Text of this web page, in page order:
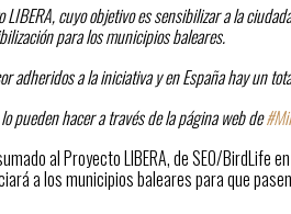
cuyo objetivo es sensibilizar a la
para los municipios baleares.
adheridos a la iniciativa y en España hay un
pueden hacer a través de la página web de
al Proyecto LIBERA, de SEO/BirdLife
a los municipios baleares para que